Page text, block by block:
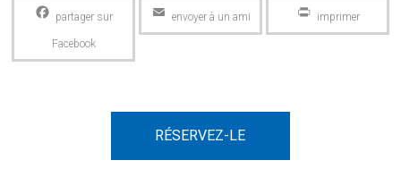
Facebook Email PrintFriendly
RÉSERVEZ-LE